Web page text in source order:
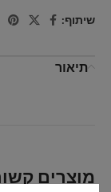
שיתוף:
תיאור
מוצרים